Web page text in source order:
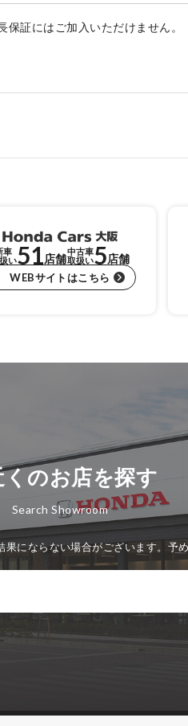
証にはご加入いただけません。
車
い51店舗
中古車
取扱い5店舗
WEBサイトはこちら
くのお店を探す
Search Showroom
にならない場合がございます。予